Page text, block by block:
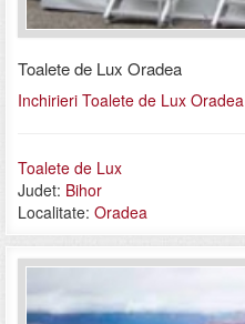
Toalete de Lux Oradea
Inchirieri Toalete de Lux Oradea
Toalete de Lux
Judet: Bihor
Localitate: Oradea